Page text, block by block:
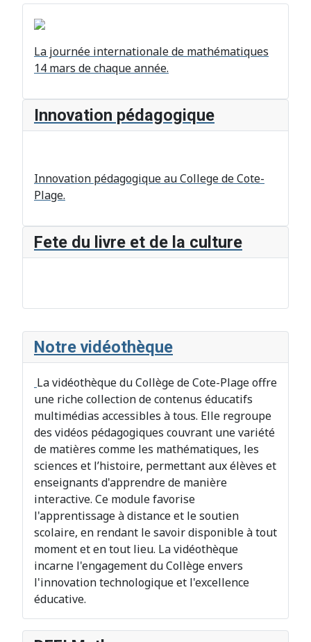
La journée internationale de mathématiques
14 mars de chaque année.
Innovation pédagogique
Innovation pédagogique au College de Cote-
Plage.
Fete du livre et de la culture
Notre vidéothèque
La vidéothèque du Collège de Cote-Plage offre
une riche collection de contenus éducatifs
multimédias accessibles à tous. Elle regroupe
des vidéos pédagogiques couvrant une variété
de matières comme les mathématiques, les
sciences et l’histoire, permettant aux élèves et
enseignants d'apprendre de manière
interactive. Ce module favorise
l'apprentissage à distance et le soutien
scolaire, en rendant le savoir disponible à tout
moment et en tout lieu. La vidéothèque
incarne l'engagement du Collège envers
l'innovation technologique et l'excellence
éducative.